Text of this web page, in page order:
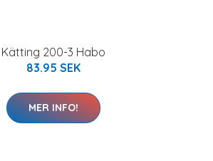
Kätting 200-3 Habo
83.95 SEK
MER INFO!